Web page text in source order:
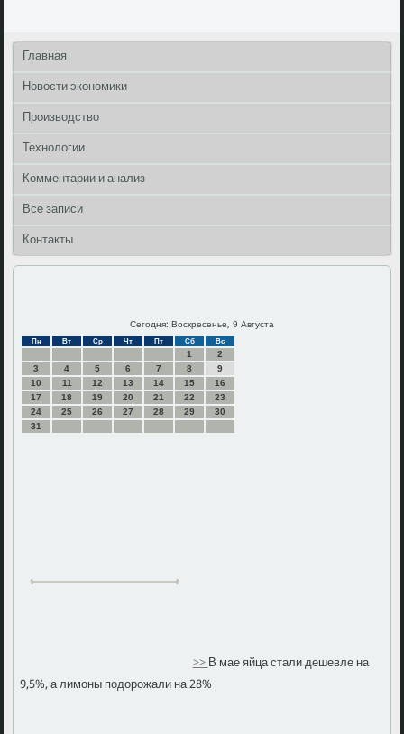
Главная
Новости экономики
Производство
Технологии
Комментарии и анализ
Все записи
Контакты
Сегодня: Воскресенье, 9 Августа
Пн Вт Ср Чт Пт Сб Вс
1
2
3
4 5 6 7 8
9
10
11 12 13 14 15
16
17
18 19 20 21 22
23
24
25 26 27 28 29
30
31
>>В мае яйца стали дешевле на
9,5%, а лимоны подорожали на 28%